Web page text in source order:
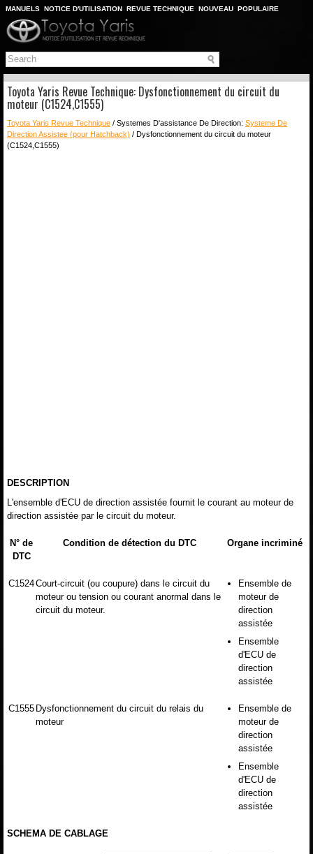
MANUELS NOTICE D'UTILISATION REVUE TECHNIQUE NOUVEAU POPULAIRE
PLAN DU SITE
CHERCHER
Toyota Yaris Revue Technique: Dysfonctionnement du circuit du
moteur (C1524,C1555)
Toyota Yaris Revue Technique / Systemes D'assistance De Direction: Systeme De
Direction Assistee (pour Hatchback) / Dysfonctionnement du circuit du moteur
(C1524,C1555)
DESCRIPTION
L'ensemble d'ECU de direction assistée fournit le courant au moteur de
direction assistée par le circuit du moteur.
N° de
DTC
Condition de détection du DTC Organe incriminé
C1524Court-circuit (ou coupure) dans le circuit du
moteur ou tension ou courant anormal dans le
circuit du moteur.
Ensemble de
moteur de
direction
assistée
Ensemble
d'ECU de
direction
assistée
C1555 Dysfonctionnement du circuit du relais du
moteur
Ensemble de
moteur de
direction
assistée
Ensemble
d'ECU de
direction
assistée
SCHEMA DE CABLAGE